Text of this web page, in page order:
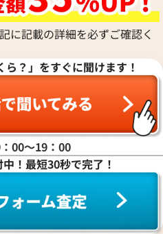
デビアス ネックレ
参考買取価格
ASK
に記載の詳細を必ずご確認く
ら？」をすぐに聞けます！
00〜19：00
！最短30秒で完了！